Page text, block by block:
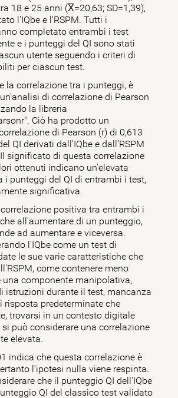
18 e 25 anni (X̅=20,63; SD=1,39),
l'IQbe e l'RSPM. Tutti i
completato entrambi i test
e i punteggi del QI sono stati
utente seguendo i criteri di
per ciascun test.
la correlazione tra i punteggi, è
di correlazione di Pearson
la libreria
Ciò ha prodotto un
di Pearson (r) di 0,613
QI derivati dall'IQbe e dall'RSPM
significato di questa correlazione
ottenuti indicano un'elevata
i punteggi del QI di entrambi i test,
significativa.
positiva tra entrambi i
all'aumentare di un punteggio,
ad aumentare e viceversa.
l'IQbe come un test di
le sue varie caratteristiche che
come contenere meno
una componente manipolativa,
istruzioni durante il test, mancanza
risposta predeterminate che
trovarsi in un contesto digitale
si può considerare una correlazione
elevata.
indica che questa correlazione è
l’ipotesi nulla viene respinta.
che il punteggio QI dell'IQbe
QI del classico test validato